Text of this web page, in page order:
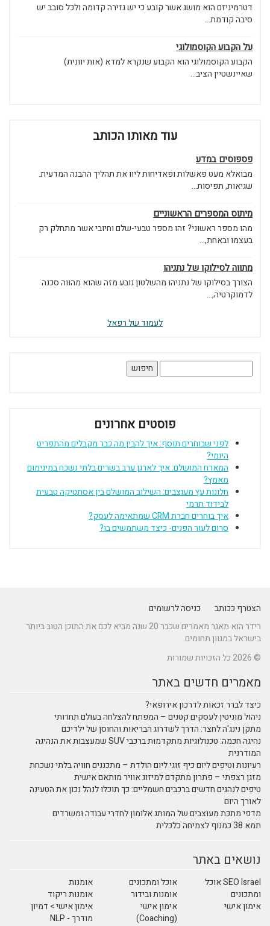
דטרמיניזם הוא מושג אשר קובע כי יש גזירה קדומה ולכל סובב יש
סיבה קודמת...
על הקבוע הקוסמולוגי
הקבוע הקוסמולוגי הוא הקבוע שנקרא למדא (אות יוונית)
שאיינשטיין הציב...
עוד מאותו הכותב
פספוסים במדע
מבואלא מעט פאשלות ופאדיחות ליוו את תהליך ההבנה המדעית.
שגיאות, תפיסות...
מיתוס המספרים הראשוניים
מהו מספר ראשוני? זהו מספר טבעי-שלם וחיובי אשר מתחלק רק
בעצמו ובאחת,...
מתווה לסילוקו של נתניהו
הצורך בסילוקו של נתניהו מהשלטון נובע מזה שהוא מהווה סכנה
לדמוקרטיה,...
לעמוד של רפאל
פוסטים אחרונים
לפני שבוחרים תוסף: איך להבין מה כבר מקבלים מהתפריט
היומי?
המארח המושלם: איך לארגן ערב בשרים בלתי נשכח במינימום
מאמץ?
חלונות עץ מעוצבים: השילוב המושלם בין אסתטיקה טבעית
לבידוד תרמי
איך בוחרים חברת CRM שמתאימה לעסק?
סרום לעור הפנים- כיצד משתמשים בו?
הצטרף ככותב
כניסה לרשומים
רידר הוא מאגר מאמרים שכבר 20 שנה מביא לכם את התוכן הטוב ביותר
בישראל במגוון תחומים.
© 2026 כל הזכויות שמורות
מאמרים חדשים באתר
כיצד לברר זכאות לדרכון אירופאי?
ניהול מוניטין לעסקים קטנים – המפתח להצלחה בעולם תחרותי
מתקן נינג'ה לחצר: הדרך לשדרוג הבריאות והחוסן של ילדיכם
נהיגה חכמה: טכנולוגיות מתקדמות ברכבי SUV שמעצבות את הנהיגה
המודרנית
רעיונות וטיפים ליום כיף זוגי ליום הולדת – מתכננים חוויה בלתי נשכחת
מזגן רצפתי – פתרון מתקדם למיזוג אוויר מותאם אישית
טיפים לנהגים חדשים ברכבים חשמליים: כך תוכלו לנהל נכון את הטעינה
לאורך היום
מדפי מתכת מעוצבים של המותג אלומון לחדרי עבודה ומשרדים
תמא 38 כמנוף לצמיחה כלכלית
נושאים באתר
SEO Israel אוכל
ומתכונים
אוכל ומתכונים
אומנות
אומנות ובידור
אומנות ריקוד
אימון אישי
אימון אישי
(Coaching)
אימון אישי > דמיון
מודרך - NLP